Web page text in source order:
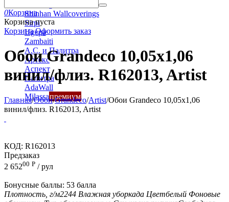
Shinhan Wallcoverings
Sirpi
Ugepa
Zambaiti
А.С. и Палитра
Артекс
Аспект
Палитра
AdaWall
Milassaпремиум
0Корзина
Корзина пуста
Корзина Оформить заказ
Обои Grandeco 10,05х1,06
винил/флиз. R162013, Artist
Главная/Обои/Grandeco/Artist/Обои Grandeco 10,05х1,06
винил/флиз. R162013, Artist
КОД: R162013
Предзаказ
2 65200 Р / рул
Бонусные баллы: 53 балла
Плотность, г/м2244 Влажная уборкада Цветбелый Фоновые